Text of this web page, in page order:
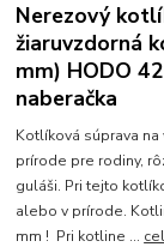
Nerezový
žiaruvzdorná
mm) HODO
naberačka
Kotlíková súprava
prírode pre rodiny,
guláši. Pri tejto
alebo v prírode.
mm ! Pri kotline ...